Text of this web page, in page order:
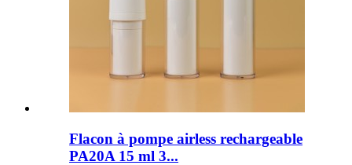
Flacon à pompe airless rechargeable
PA20A 15 ml 3...